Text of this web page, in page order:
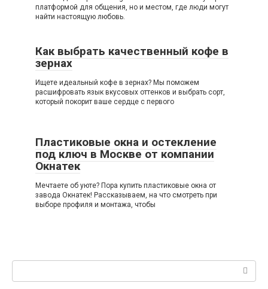
платформой для общения, но и местом, где люди могут
найти настоящую любовь.
Как выбрать качественный кофе в
зернах
Ищете идеальный кофе в зернах? Мы поможем
расшифровать язык вкусовых оттенков и выбрать сорт,
который покорит ваше сердце с первого
Пластиковые окна и остекление
под ключ в Москве от компании
Окнатек
Мечтаете об уюте? Пора купить пластиковые окна от
завода Окнатек! Рассказываем, на что смотреть при
выборе профиля и монтажа, чтобы